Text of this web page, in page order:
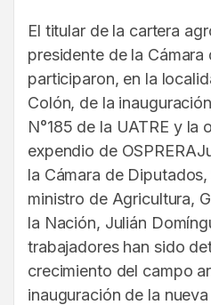
El titular de la cartera
presidente de la
participaron, en la
Colón, de la
N°185 de la UATRE y la
expendio de
la Cámara de
ministro de Agricultura,
la Nación, Julián
trabajadores han sido
crecimiento del campo
inauguración de la